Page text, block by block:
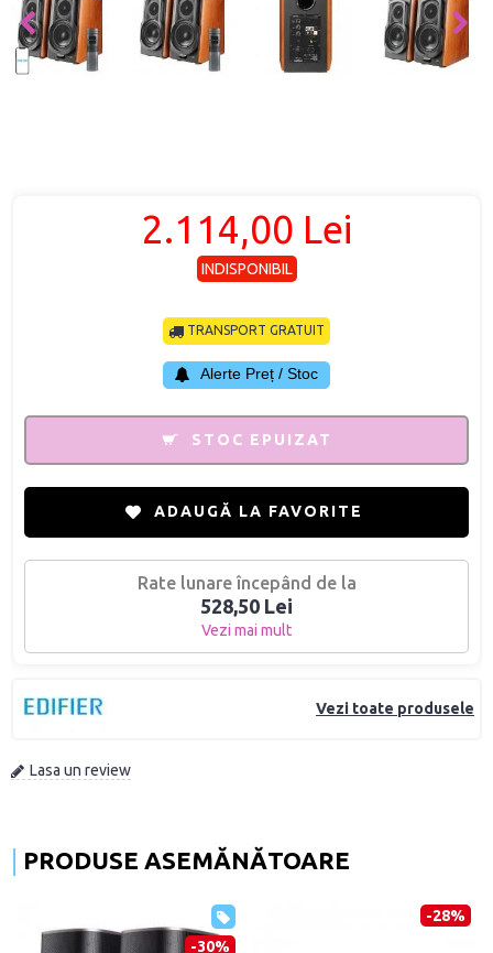
Vezi toate produsele
Lasa un review
2.114,00 Lei
INDISPONIBIL
TRANSPORT GRATUIT
Alerte Preț / Stoc
STOC EPUIZAT
ADAUGĂ LA FAVORITE
Rate lunare începând de la
528,50 Lei
Vezi mai mult
PRODUSE ASEMĂNĂTOARE
-23%